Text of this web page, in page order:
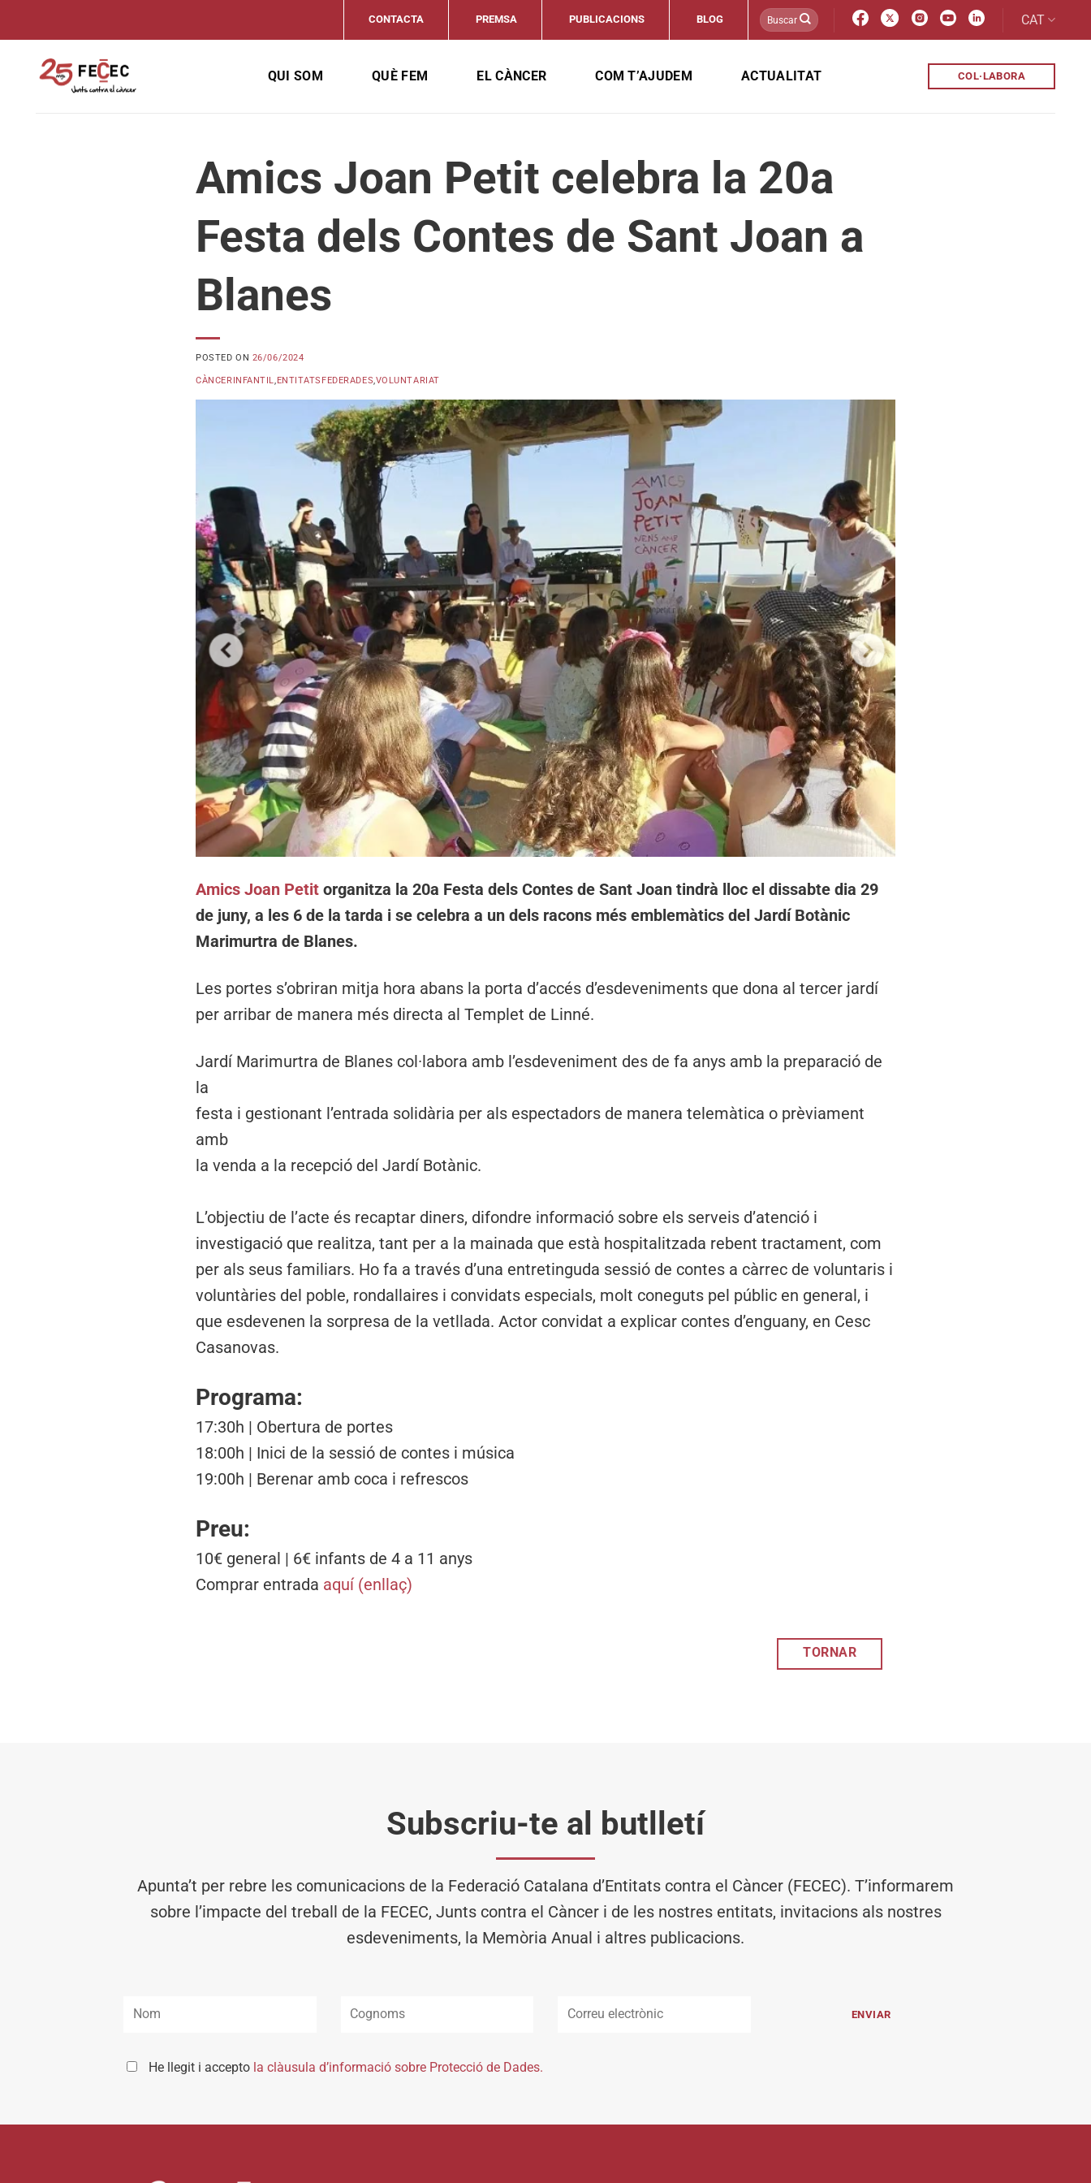
CONTACTA PREMSA PUBLICACIONS BLOG CAT
QUI SOM QUÈ FEM EL CÀNCER COM T’AJUDEM ACTUALITAT COL·LABORA
Amics Joan Petit celebra la 20a
Festa dels Contes de Sant Joan a
Blanes
POSTED ON 26/06/2024
CÀNCERINFANTIL,ENTITATSFEDERADES,VOLUNTARIAT
Amics Joan Petitorganitza la 20a Festa dels Contes de Sant Joan tindrà lloc el dissabte dia 29
de juny, a les 6 de la tarda i se celebra a un dels racons més emblemàtics del Jardí Botànic
Marimurtra de Blanes.
Les portes s’obriran mitja hora abans la porta d’accés d’esdeveniments que dona al tercer jardí
per arribar de manera més directa al Templet de Linné.
Jardí Marimurtra de Blanes col·labora amb l’esdeveniment des de fa anys amb la preparació de
la
festa i gestionant l’entrada solidària per als espectadors de manera telemàtica o prèviament
amb
la venda a la recepció del Jardí Botànic.
L’objectiu de l’acte és recaptar diners, difondre informació sobre els serveis d’atenció i
investigació que realitza, tant per a la mainada que està hospitalitzada rebent tractament, com
per als seus familiars. Ho fa a través d’una entretinguda sessió de contes a càrrec de voluntaris i
voluntàries del poble, rondallaires i convidats especials, molt coneguts pel públic en general, i
que esdevenen la sorpresa de la vetllada. Actor convidat a explicar contes d’enguany, en Cesc
Casanovas.
Programa:
17:30h | Obertura de portes
18:00h | Inici de la sessió de contes i música
19:00h | Berenar amb coca i refrescos
Preu:
10€ general | 6€ infants de 4 a 11 anys
Comprar entrada aquí (enllaç)
TORNAR
Subscriu-te al butlletí
Apunta’t per rebre les comunicacions de la Federació Catalana d’Entitats contra el Càncer (FECEC). T’informarem
sobre l’impacte del treball de la FECEC, Junts contra el Càncer i de les nostres entitats, invitacions als nostres
esdeveniments, la Memòria Anual i altres publicacions.
He llegit i accepto la clàusula d’informació sobre Protecció de Dades.